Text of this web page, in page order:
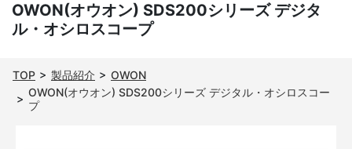
OWON(オウオン) SDS200シリーズ デジタ
ル・オシロスコープ
TOP 製品紹介
OWON
OWON(オウオン) SDS200シリーズ デジタル・オシロスコー
プ